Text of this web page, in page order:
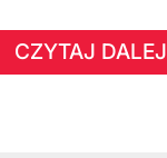
CZYTAJ DALEJ